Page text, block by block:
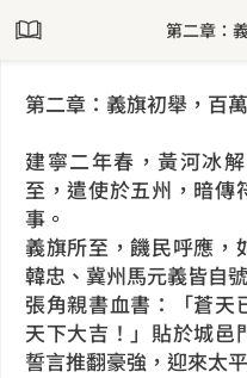
第二章：
第二章：義旗初舉，百
建寧二年春，黃河冰
至，遣使於五州，暗傳
事。
義旗所至，饑民呼應，
韓忠、冀州馬元義皆自
張角親書血書：「蒼天
天下大吉！」貼於城邑
誓言推翻豪強，迎來太